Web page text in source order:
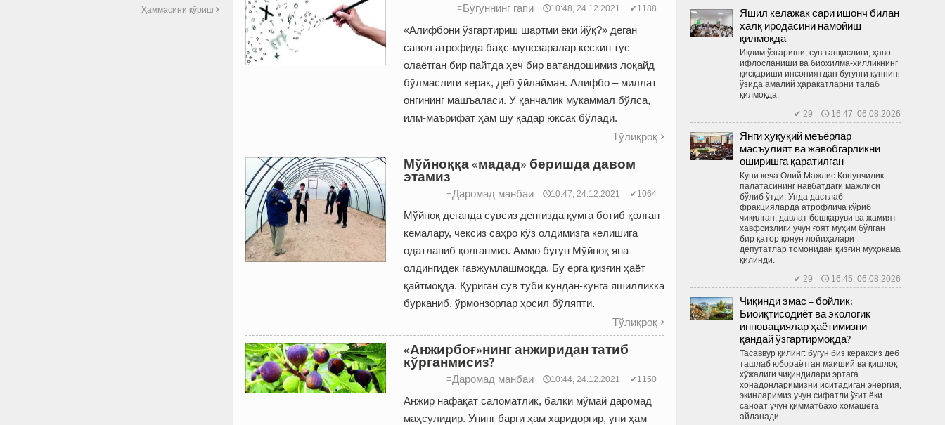
≡Бугуннинг гапи 🕔10:48, 24.12.2021 ✔1188
«Алифбони ўзгартириш шартми ёки йўқ?» деган
савол атрофида баҳс-мунозаралар кескин тус
олаётган бир пайтда ҳеч бир ватандошимиз лоқайд
бўлмаслиги керак, деб ўйлайман. Алифбо – миллат
онгининг машъаласи. У қанчалик мукаммал бўлса,
илм-маърифат ҳам шу қадар юксак бўлади.
Тўлиқроқ 
Мўйноққа «мадад» беришда давом
этамиз
≡Даромад манбаи 🕔10:47, 24.12.2021 ✔1064
Мўйноқ деганда сувсиз денгизда қумга ботиб қолган
кемалару, чексиз саҳро кўз олдимизга келишига
одатланиб қолганмиз. Аммо бугун Мўйноқ яна
олдингидек гавжумлашмоқда. Бу ерга қизғин ҳаёт
қайтмоқда. Қуриган сув туби кундан-кунга яшилликка
бурканиб, ўрмонзорлар ҳосил бўляпти.
Тўлиқроқ 
«Анжирбоғ»нинг анжиридан татиб
кўрганмисиз?
≡Даромад манбаи 🕔10:44, 24.12.2021 ✔1150
Анжир нафақат саломатлик, балки мўмай даромад
маҳсулидир. Унинг барги ҳам харидоргир, уни ҳам
Ҳаммасини кўриш 
Яшил келажак сари ишонч билан
халқ иродасини намойиш
қилмоқда
Иқлим ўзгариши, сув танқислиги, ҳаво
ифлосланиши ва биохилма-хилликнинг
қисқариши инсониятдан бугунги куннинг
ўзида амалий ҳаракатларни талаб
қилмоқда.
✔ 29 🕔 16:47, 06.08.2026
Янги ҳуқуқий меъёрлар
масъулият ва жавобгарликни
оширишга қаратилган
Куни кеча Олий Мажлис Қонунчилик
палатасининг навбатдаги мажлиси
бўлиб ўтди. Унда дастлаб
фракцияларда атрофлича кўриб
чиқилган, давлат бошқаруви ва жамият
хавфсизлиги учун ғоят муҳим бўлган
бир қатор қонун лойиҳалари
депутатлар томонидан қизғин муҳокама
қилинди.
✔ 29 🕔 16:45, 06.08.2026
Чиқинди эмас – бойлик:
Биоиқтисодиёт ва экологик
инновациялар ҳаётимизни
қандай ўзгартирмоқда?
Тасаввур қилинг: бугун биз кераксиз деб
ташлаб юбораётган маиший ва қиш­лоқ
хўжалиги чиқиндилари эртага
хонадонларимизни иситадиган энергия,
экинларимиз учун сифатли ўғит ёки
саноат учун қимматбаҳо хомашёга
айланади.